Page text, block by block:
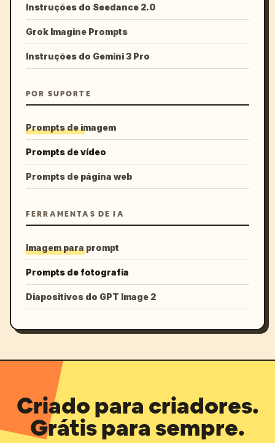
Instruções do Seedance 2.0
Grok Imagine Prompts
Instruções do Gemini 3 Pro
POR SUPORTE
Prompts de imagem
Prompts de vídeo
Prompts de página web
FERRAMENTAS DE IA
Imagem para prompt
Prompts de fotografia
Diapositivos do GPT Image 2
Criado para criadores.
Grátis para sempre.